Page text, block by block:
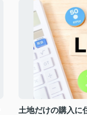
土地だけの購入に